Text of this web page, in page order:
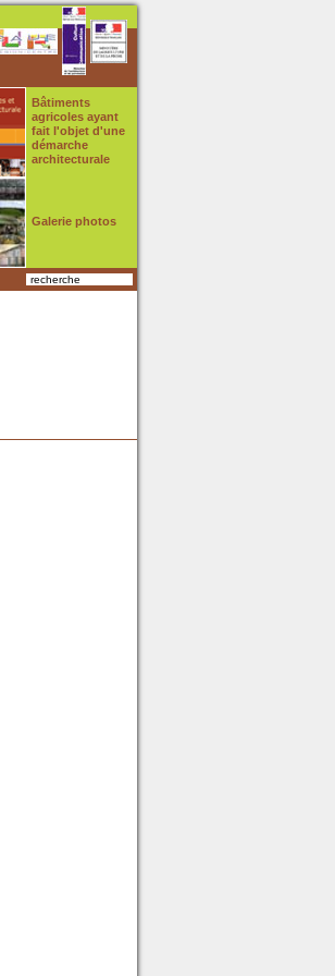
Bâtiments
agricoles ayant
fait l'objet d'une
démarche
architecturale
Galerie photos
recherche